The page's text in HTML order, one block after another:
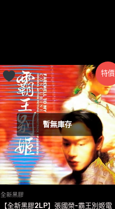
特價
暫無庫存
全新黑膠
【全新黑膠2LP】張國榮-霸王別姬電